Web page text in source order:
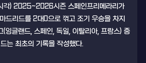
각) 2025~2026시즌 스페인프리메라리가
드리드를 2대0으로 꺾고 조기 우승을 차지
잉글랜드, 스페인, 독일, 이탈리아, 프랑스) 중
는 최초의 기록을 작성했다.